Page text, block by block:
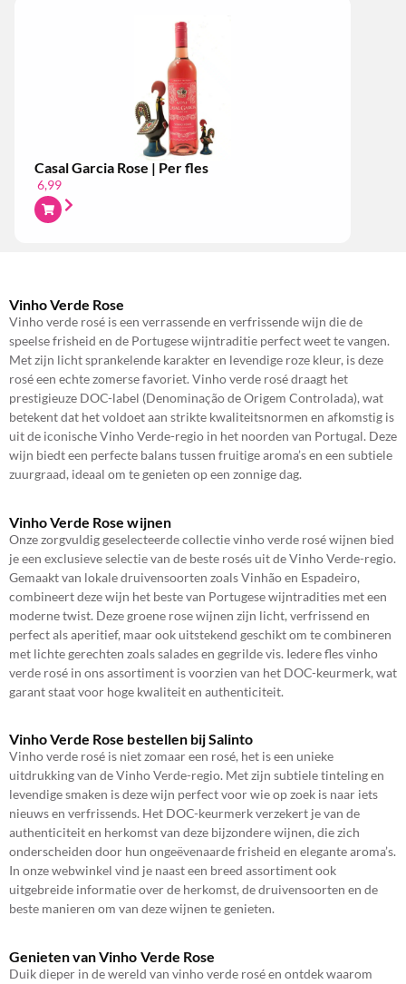
Casal Garcia Rose | Per fles
6,99
Vinho Verde Rose
Vinho verde rosé is een verrassende en verfrissende wijn die de
speelse frisheid en de Portugese wijntraditie perfect weet te vangen.
Met zijn licht sprankelende karakter en levendige roze kleur, is deze
rosé een echte zomerse favoriet. Vinho verde rosé draagt het
prestigieuze DOC-label (Denominação de Origem Controlada), wat
betekent dat het voldoet aan strikte kwaliteitsnormen en afkomstig is
uit de iconische Vinho Verde-regio in het noorden van Portugal. Deze
wijn biedt een perfecte balans tussen fruitige aroma’s en een subtiele
zuurgraad, ideaal om te genieten op een zonnige dag.
Vinho Verde Rose wijnen
Onze zorgvuldig geselecteerde collectie vinho verde rosé wijnen bied
je een exclusieve selectie van de beste rosés uit de Vinho Verde-regio.
Gemaakt van lokale druivensoorten zoals Vinhão en Espadeiro,
combineert deze wijn het beste van Portugese wijntradities met een
moderne twist. Deze groene rose wijnen zijn licht, verfrissend en
perfect als aperitief, maar ook uitstekend geschikt om te combineren
met lichte gerechten zoals salades en gegrilde vis. Iedere fles vinho
verde rosé in ons assortiment is voorzien van het DOC-keurmerk, wat
garant staat voor hoge kwaliteit en authenticiteit.
Vinho Verde Rose bestellen bij Salinto
Vinho verde rosé is niet zomaar een rosé, het is een unieke
uitdrukking van de Vinho Verde-regio. Met zijn subtiele tinteling en
levendige smaken is deze wijn perfect voor wie op zoek is naar iets
nieuws en verfrissends. Het DOC-keurmerk verzekert je van de
authenticiteit en herkomst van deze bijzondere wijnen, die zich
onderscheiden door hun ongeëvenaarde frisheid en elegante aroma’s.
In onze webwinkel vind je naast een breed assortiment ook
uitgebreide informatie over de herkomst, de druivensoorten en de
beste manieren om van deze wijnen te genieten.
Genieten van Vinho Verde Rose
Duik dieper in de wereld van vinho verde rosé en ontdek waarom